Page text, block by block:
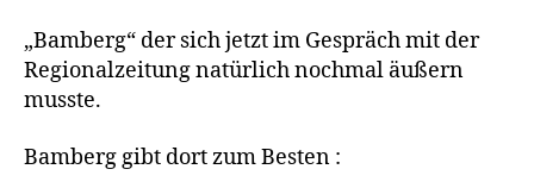
„Bamberg“ der sich jetzt im Gespräch mit der
Regionalzeitung natürlich nochmal äußern
musste.
Bamberg gibt dort zum Besten :